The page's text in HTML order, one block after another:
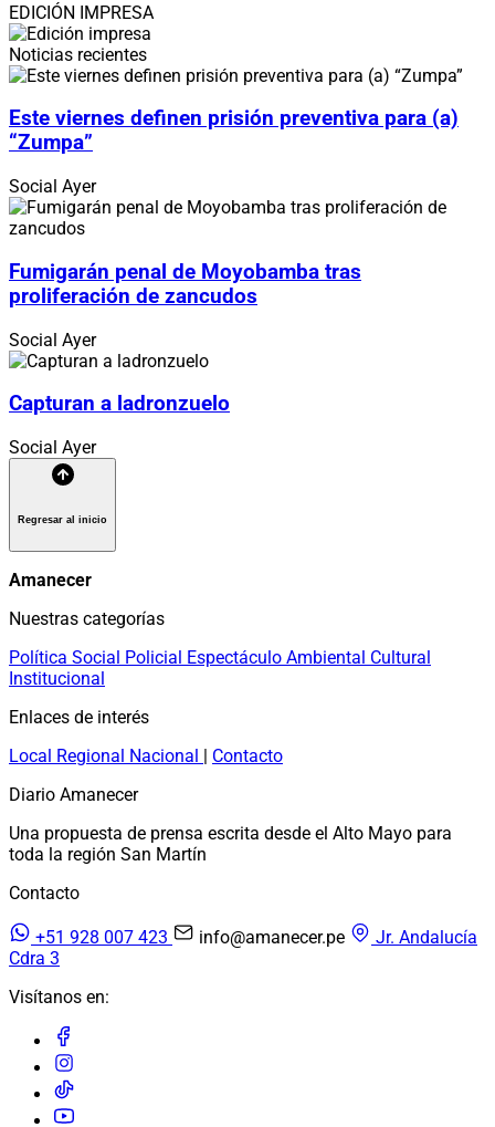
EDICIÓN IMPRESA
Noticias recientes
Este viernes definen prisión preventiva para (a)
“Zumpa”
Social Ayer
Fumigarán penal de Moyobamba tras
proliferación de zancudos
Social Ayer
Capturan a ladronzuelo
Social Ayer
Regresar al inicio
Amanecer
Nuestras categorías
Política Social Policial Espectáculo Ambiental Cultural
Institucional
Enlaces de interés
Local Regional Nacional | Contacto
Diario Amanecer
Una propuesta de prensa escrita desde el Alto Mayo para
toda la región San Martín
Contacto
+51 928 007 423 info@amanecer.pe
Jr. Andalucía
Cdra 3
Visítanos en: